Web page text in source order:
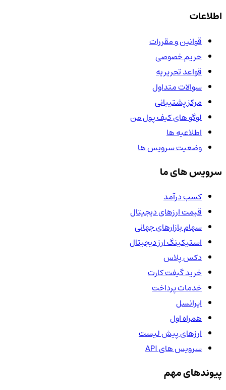
اطلاعات
قوانین و مقررات
حریم خصوصی
قواعد تحریریه
سوالات متداول
مرکز پشتیبانی
لوگو های کیف پول من
اطلاعیه ها
وضعیت سرویس ها
سرویس های ما
کسب درآمد
قیمت ارزهای دیجیتال
سهام بازارهای جهانی
استیکینگ ارز دیجیتال
دکس پلاس
خرید گیفت کارت
خدمات پرداخت
ایرانسل
همراه اول
ارزهای پیش لیست
سرویس های API
پیوندهای مهم